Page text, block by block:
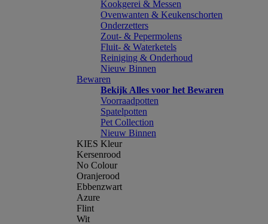
Kookgerei & Messen
Ovenwanten & Keukenschorten
Onderzetters
Zout- & Pepermolens
Fluit- & Waterketels
Reiniging & Onderhoud
Nieuw Binnen
Bewaren
Bekijk Alles voor het Bewaren
Voorraadpotten
Spatelpotten
Pet Collection
Nieuw Binnen
KIES Kleur
Kersenrood
No Colour
Oranjerood
Ebbenzwart
Azure
Flint
Wit